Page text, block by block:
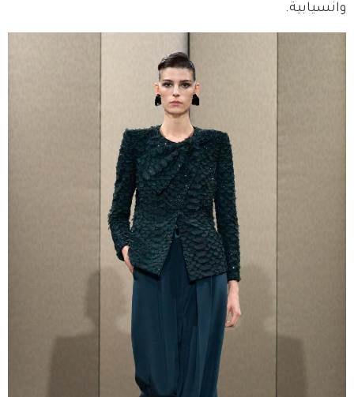
وانسيابية.